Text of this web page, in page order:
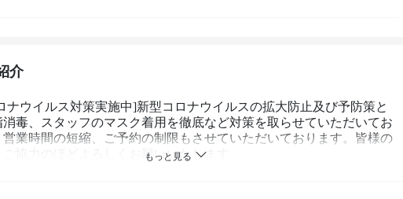
介
ナウイルス対策実施中]新型コロナウイルスの拡大防止及び予防策と
毒、スタッフのマスク着用を徹底など対策を取らせていただいてお
営業時間の短縮、ご予約の制限もさせていただいております。皆様の
協力のほどよろしくお願いいたします。